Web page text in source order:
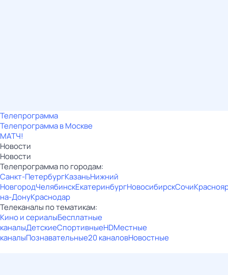
Телепрограмма
Телепрограмма в Москве
МАТЧ!
Новости
Новости
Телепрограмма по городам:
Санкт-ПетербургКазаньНижний
НовгородЧелябинскЕкатеринбургНовосибирскСочи
на-ДонуКраснодар
Телеканалы по тематикам:
Кино и сериалыБесплатные
каналыДетскиеСпортивныеHDМестные
каналыПознавательные20 каналовНовостные